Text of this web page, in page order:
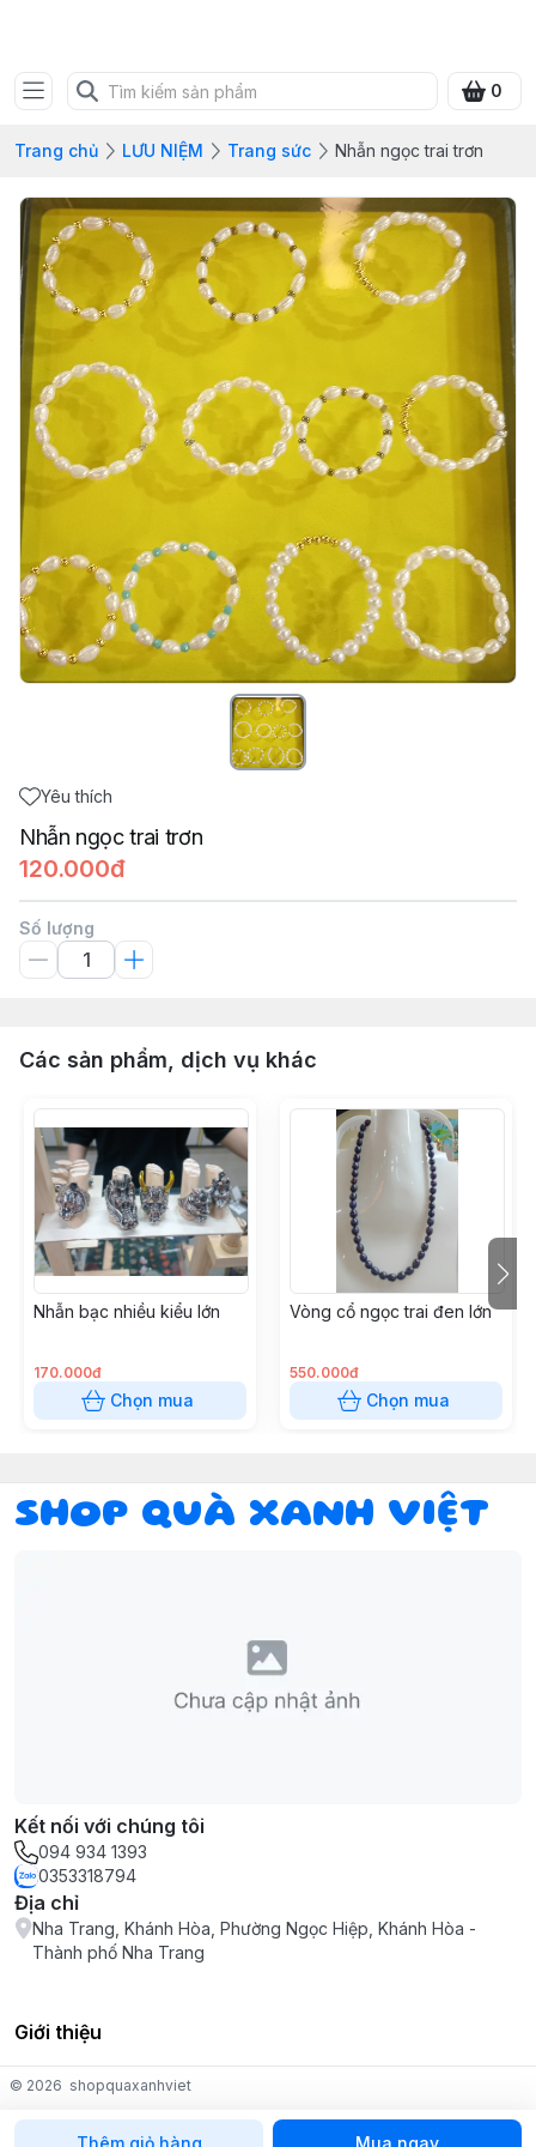
0
Trang chủ LƯU NIỆM Trang sức Nhẫn ngọc trai trơn
Yêu thích
Nhẫn ngọc trai trơn
120.000đ
Số lượng
Thêm giỏ hàng Mua ngay
Các sản phẩm, dịch vụ khác
Nhẫn bạc nhiều kiểu lớn
170.000đ
Chọn mua
Vòng cổ ngọc trai đen lớn
550.000đ
Chọn mua
SHOP QUÀ XANH VIỆT
Kết nối với chúng tôi
094 934 1393
0353318794
Địa chỉ
Nha Trang, Khánh Hòa, Phường Ngọc Hiệp, Khánh Hòa -
Thành phố Nha Trang
Giới thiệu
© 2026 shopquaxanhviet